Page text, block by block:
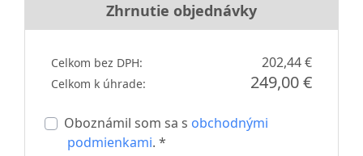
Zhrnutie objednávky
Celkom bez DPH: 202,44 €
Celkom k úhrade: 249,00 €
Oboznámil som sa s obchodnými
podmienkami. *